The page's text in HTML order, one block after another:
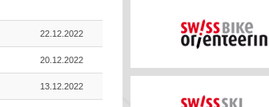
22.12.2022
20.12.2022
13.12.2022